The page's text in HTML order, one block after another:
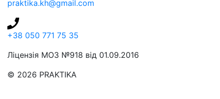
praktika.kh@gmail.com
+38 050 771 75 35
Ліцензія МОЗ №918 від 01.09.2016
© 2026 PRAKTIKA